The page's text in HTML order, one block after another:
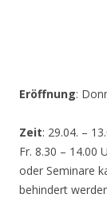
Eröffnung:
Zeit: 29.04. –
Fr. 8.30 – 14.00
oder Seminare
behindert